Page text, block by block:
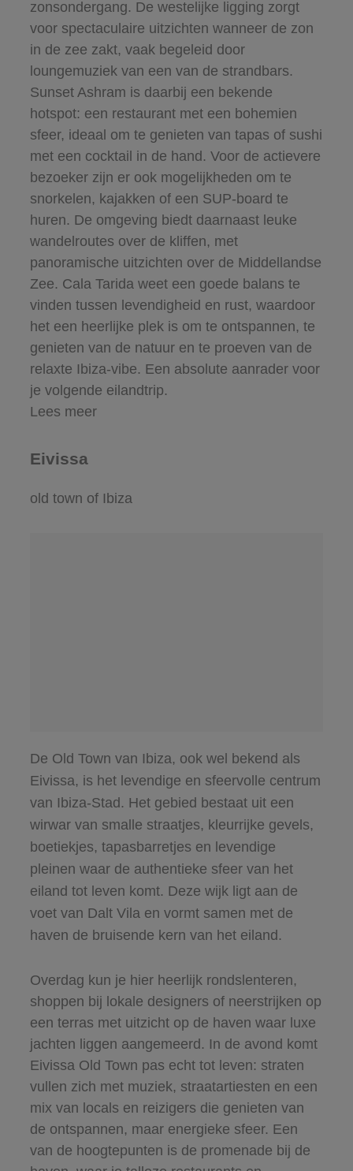
zonsondergang. De westelijke ligging zorgt
voor spectaculaire uitzichten wanneer de zon
in de zee zakt, vaak begeleid door
loungemuziek van een van de strandbars.
Sunset Ashram is daarbij een bekende
hotspot: een restaurant met een bohemien
sfeer, ideaal om te genieten van tapas of sushi
met een cocktail in de hand. Voor de actievere
bezoeker zijn er ook mogelijkheden om te
snorkelen, kajakken of een SUP-board te
huren. De omgeving biedt daarnaast leuke
wandelroutes over de kliffen, met
panoramische uitzichten over de Middellandse
Zee. Cala Tarida weet een goede balans te
vinden tussen levendigheid en rust, waardoor
het een heerlijke plek is om te ontspannen, te
genieten van de natuur en te proeven van de
relaxte Ibiza-vibe. Een absolute aanrader voor
je volgende eilandtrip.
Lees meer
Eivissa
old town of Ibiza
De Old Town van Ibiza, ook wel bekend als
Eivissa, is het levendige en sfeervolle centrum
van Ibiza-Stad. Het gebied bestaat uit een
wirwar van smalle straatjes, kleurrijke gevels,
boetiekjes, tapasbarretjes en levendige
pleinen waar de authentieke sfeer van het
eiland tot leven komt. Deze wijk ligt aan de
voet van Dalt Vila en vormt samen met de
haven de bruisende kern van het eiland.
Overdag kun je hier heerlijk rondslenteren,
shoppen bij lokale designers of neerstrijken op
een terras met uitzicht op de haven waar luxe
jachten liggen aangemeerd. In de avond komt
Eivissa Old Town pas echt tot leven: straten
vullen zich met muziek, straatartiesten en een
mix van locals en reizigers die genieten van
de ontspannen, maar energieke sfeer. Een
van de hoogtepunten is de promenade bij de